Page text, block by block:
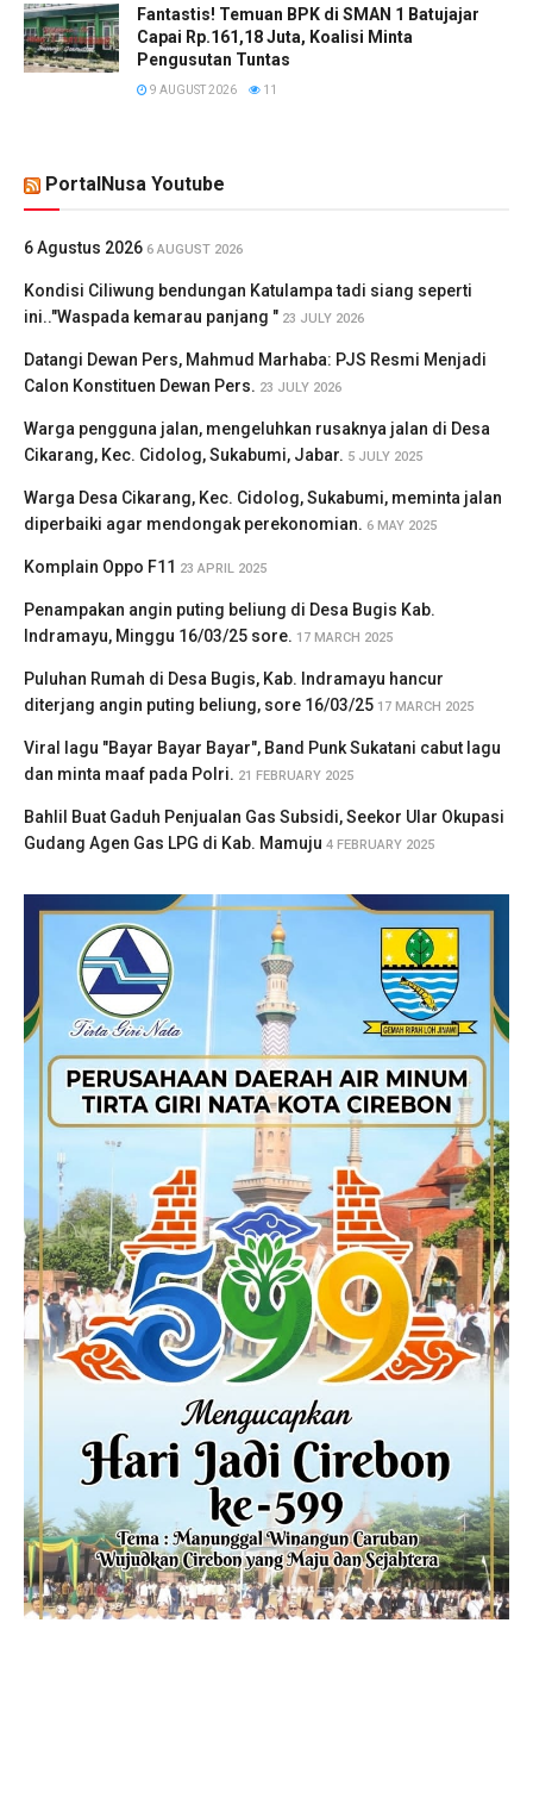
Fantastis! Temuan BPK di SMAN 1 Batujajar
Capai Rp.161,18 Juta, Koalisi Minta
Pengusutan Tuntas
9 AUGUST 2026 11
PortalNusa Youtube
6 Agustus 2026 6 AUGUST 2026
Kondisi Ciliwung bendungan Katulampa tadi siang seperti
ini.."Waspada kemarau panjang " 23 JULY 2026
Datangi Dewan Pers, Mahmud Marhaba: PJS Resmi Menjadi
Calon Konstituen Dewan Pers. 23 JULY 2026
Warga pengguna jalan, mengeluhkan rusaknya jalan di Desa
Cikarang, Kec. Cidolog, Sukabumi, Jabar. 5 JULY 2025
Warga Desa Cikarang, Kec. Cidolog, Sukabumi, meminta jalan
diperbaiki agar mendongak perekonomian. 6 MAY 2025
Komplain Oppo F11 23 APRIL 2025
Penampakan angin puting beliung di Desa Bugis Kab.
Indramayu, Minggu 16/03/25 sore. 17 MARCH 2025
Puluhan Rumah di Desa Bugis, Kab. Indramayu hancur
diterjang angin puting beliung, sore 16/03/25 17 MARCH 2025
Viral lagu "Bayar Bayar Bayar", Band Punk Sukatani cabut lagu
dan minta maaf pada Polri. 21 FEBRUARY 2025
Bahlil Buat Gaduh Penjualan Gas Subsidi, Seekor Ular Okupasi
Gudang Agen Gas LPG di Kab. Mamuju 4 FEBRUARY 2025